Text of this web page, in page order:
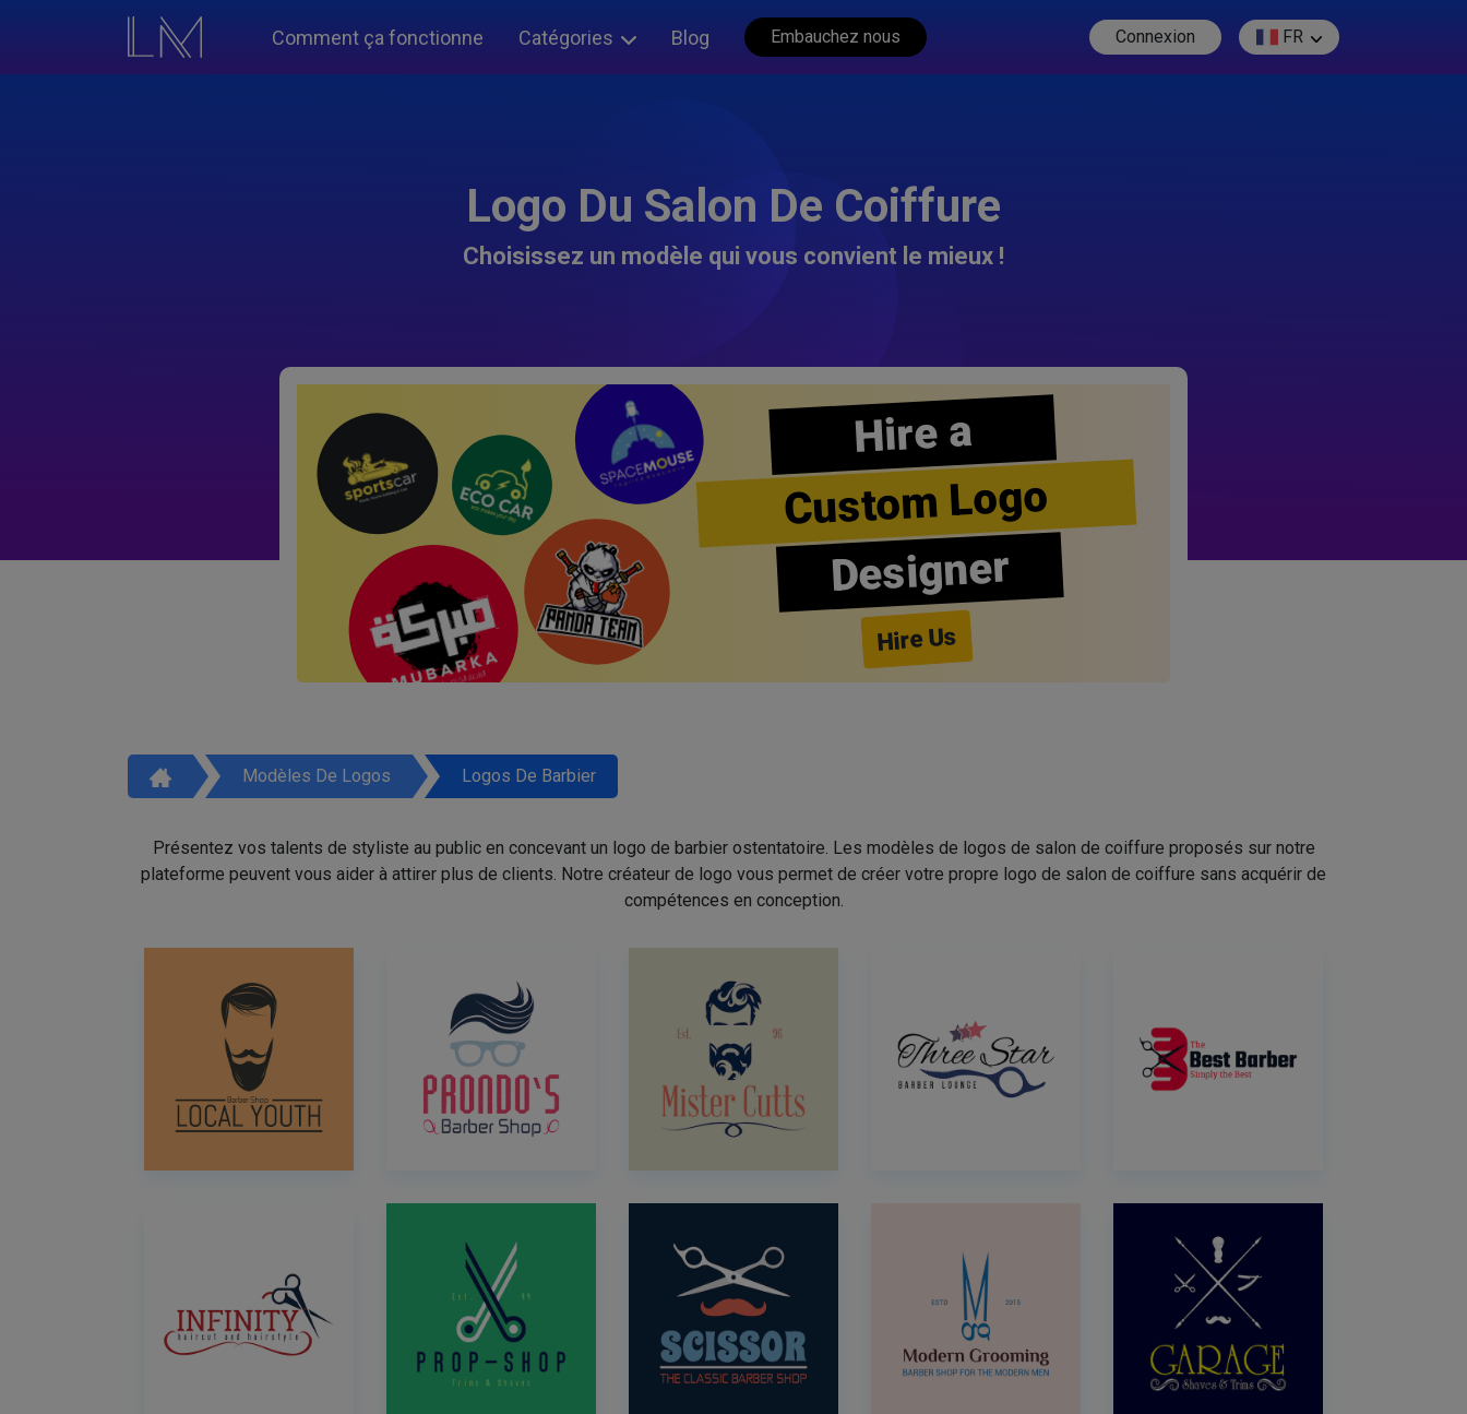
Comment ça fonctionne Catégories Blog Embauchez nous Connexion FR
Logo Du Salon De Coiffure
Choisissez un modèle qui vous convient le mieux !
Hire a
Custom Logo
Designer
Hire Us
Modèles De Logos Logos De Barbier
Présentez vos talents de styliste au public en concevant un logo de barbier ostentatoire. Les modèles de logos de salon de coiffure proposés sur notre
plateforme peuvent vous aider à attirer plus de clients. Notre créateur de logo vous permet de créer votre propre logo de salon de coiffure sans acquérir de
compétences en conception.